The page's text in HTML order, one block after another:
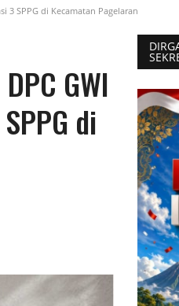
3 SPPG di Kecamatan Pagelaran
GWI
di